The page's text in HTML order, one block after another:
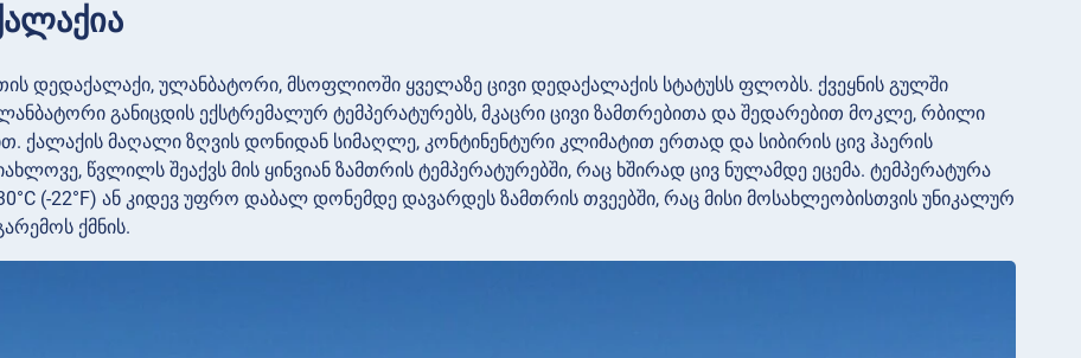
დედაქალაქი, ულანბატორი, მსოფლიოში ყველაზე ცივი დედაქალაქის სტატუსს ფლობს. ქვეყნის გულში
განიცდის ექსტრემალურ ტემპერატურებს, მკაცრი ცივი ზამთრებითა და შედარებით მოკლე, რბილი
ქალაქის მაღალი ზღვის დონიდან სიმაღლე, კონტინენტური კლიმატით ერთად და სიბირის ცივ ჰაერის
წვლილს შეაქვს მის ყინვიან ზამთრის ტემპერატურებში, რაც ხშირად ცივ ნულამდე ეცემა. ტემპერატურა
(-22°F) ან კიდევ უფრო დაბალ დონემდე დავარდეს ზამთრის თვეებში, რაც მისი მოსახლეობისთვის უნიკალურ
ქმნის.